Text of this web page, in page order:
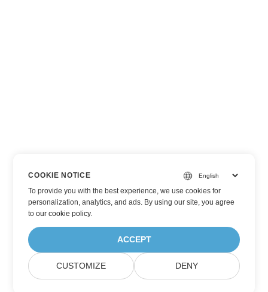
COOKIE NOTICE
To provide you with the best experience, we use cookies for
personalization, analytics, and ads. By using our site, you agree
toour cookie policy.
ACCEPT
CUSTOMIZE DENY